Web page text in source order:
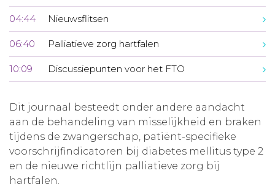
04:44 Nieuwsflitsen
06:40 Palliatieve zorg hartfalen
10:09 Discussiepunten voor het FTO
Dit journaal besteedt onder andere aandacht
aan de behandeling van misselijkheid en braken
tijdens de zwangerschap, patiënt-specifieke
voorschrijfindicatoren bij diabetes mellitus type 2
en de nieuwe richtlijn palliatieve zorg bij
hartfalen.